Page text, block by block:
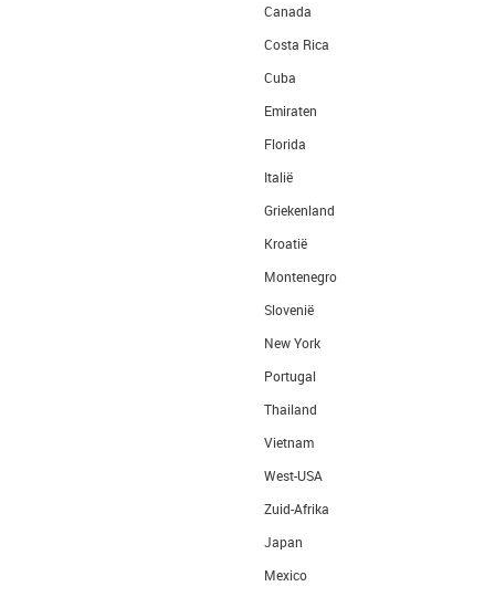
Canada
Costa Rica
Cuba
Emiraten
Florida
Italië
Griekenland
Kroatië
Montenegro
Slovenië
New York
Portugal
Thailand
Vietnam
West-USA
Zuid-Afrika
Japan
Mexico